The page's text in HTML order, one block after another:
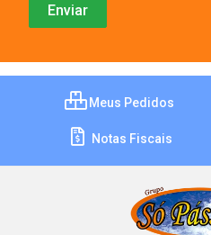
Meus Pedidos
Notas Fiscais